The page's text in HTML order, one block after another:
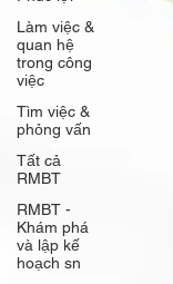
Làm việc &
quan hệ
trong công
việc
Tìm việc &
phỏng vấn
Tất cả
RMBT
RMBT -
Khám phá
và lập kế
hoạch sn